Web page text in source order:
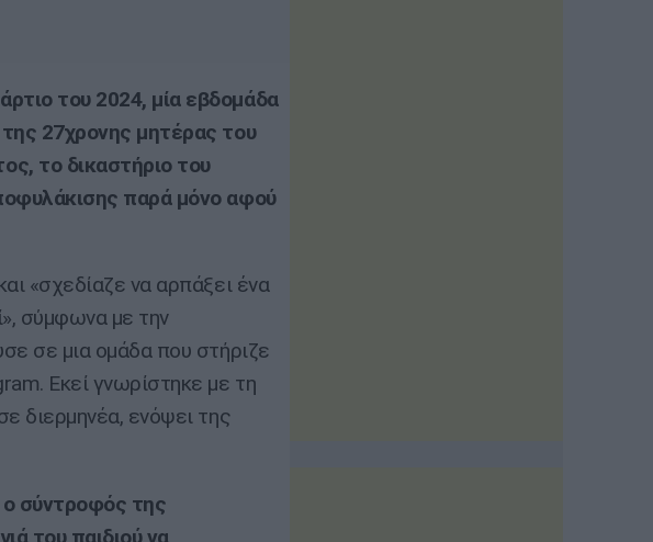
του 2024, μία εβδομάδα
27χρονης μητέρας του
το δικαστήριο του
παρά μόνο αφού
«σχεδίαζε να αρπάξει ένα
σύμφωνα με την
σε μια ομάδα που στήριζε
Εκεί γνωρίστηκε με τη
διερμηνέα, ενόψει της
ο σύντροφός της
του παιδιού να